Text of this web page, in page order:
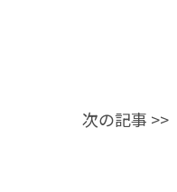
次の記事 >>